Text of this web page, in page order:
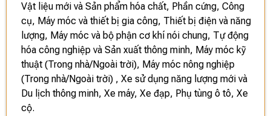
Vật liệu mới và Sản phẩm hóa chất, Phần cứng, Công
cụ, Máy móc và thiết bị gia công, Thiết bị điện và năng
lượng, Máy móc và bộ phận cơ khí nói chung, Tự động
hóa công nghiệp và Sản xuất thông minh, Máy móc kỹ
thuật (Trong nhà/Ngoài trời), Máy móc nông nghiệp
(Trong nhà/Ngoài trời) , Xe sử dụng năng lượng mới và
Du lịch thông minh, Xe máy, Xe đạp, Phụ tùng ô tô, Xe
cộ.